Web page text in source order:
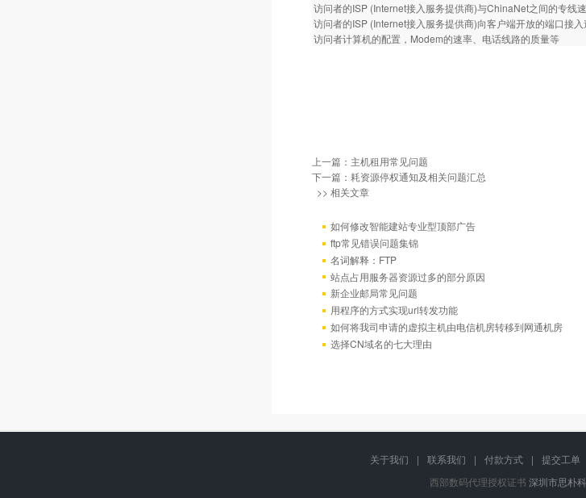
访问者的ISP (Internet接入服务提供商)与ChinaNet之间的专线
访问者的ISP (Internet接入服务提供商)向客户端开放的端口接
访问者计算机的配置，Modem的速率、电话线路的质量等
上一篇： 主机租用常见问题
下一篇： 耗资源停权通知及相关问题汇总
>> 相关文章
如何修改智能建站专业型顶部广告
ftp常见错误问题集锦
名词解释：FTP
站点占用服务器资源过多的部分原因
新企业邮局常见问题
用程序的方式实现url转发功能
如何将我司申请的虚拟主机由电信机房转移到网通机房
选择CN域名的七大理由
关于我们 | 联系我们 | 付款方式 | 提交工单
西部数码代理授权证书 深圳市思朴